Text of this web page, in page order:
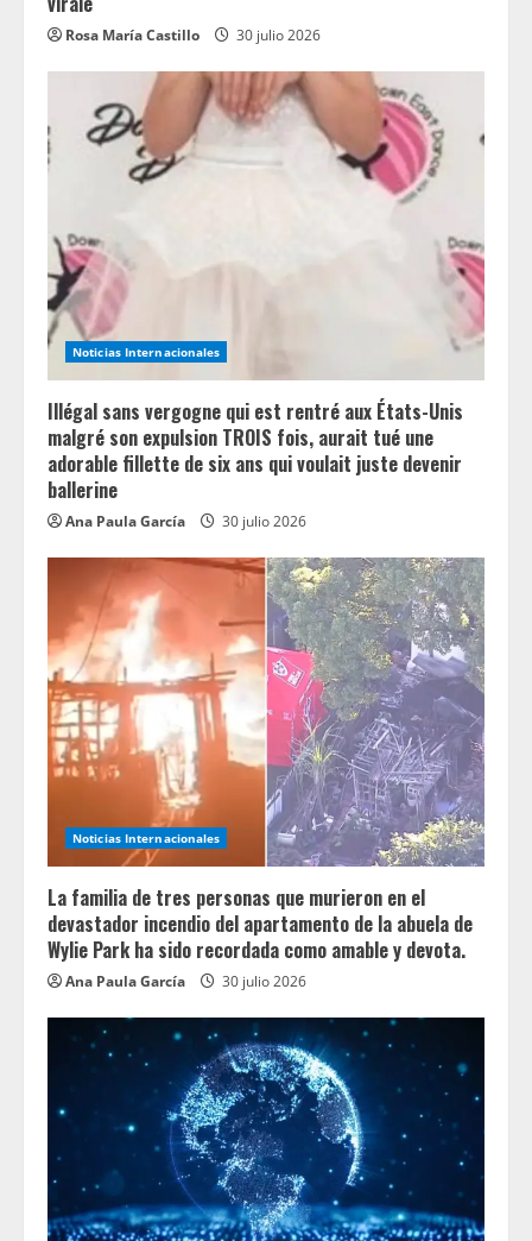
Rosa María Castillo 30 julio 2026
Noticias Internacionales
Illégal sans vergogne qui est rentré aux États-Unis
malgré son expulsion TROIS fois, aurait tué une
adorable fillette de six ans qui voulait juste devenir
ballerine
Ana Paula García 30 julio 2026
Noticias Internacionales
La familia de tres personas que murieron en el
devastador incendio del apartamento de la abuela de
Wylie Park ha sido recordada como amable y devota.
Ana Paula García 30 julio 2026